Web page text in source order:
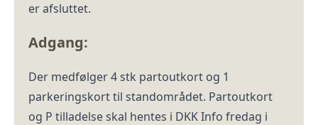
er afsluttet.
Adgang:
Der medfølger 4 stk partoutkort og 1
parkeringskort til standområdet. Partoutkort
og P tilladelse skal hentes i DKK Info fredag i